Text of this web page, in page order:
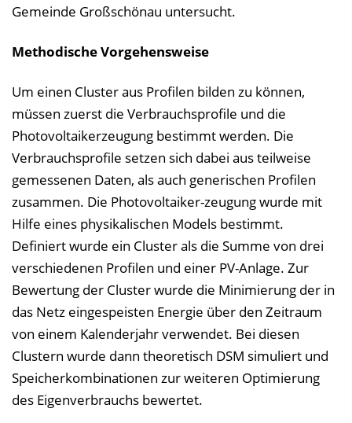
Gemeinde Großschönau untersucht.
Methodische Vorgehensweise
Um einen Cluster aus Profilen bilden zu können,
müssen zuerst die Verbrauchsprofile und die
Photovoltaikerzeugung bestimmt werden. Die
Verbrauchsprofile setzen sich dabei aus teilweise
gemessenen Daten, als auch generischen Profilen
zusammen. Die Photovoltaiker-zeugung wurde mit
Hilfe eines physikalischen Models bestimmt.
Definiert wurde ein Cluster als die Summe von drei
verschiedenen Profilen und einer PV-Anlage. Zur
Bewertung der Cluster wurde die Minimierung der in
das Netz eingespeisten Energie über den Zeitraum
von einem Kalenderjahr verwendet. Bei diesen
Clustern wurde dann theoretisch DSM simuliert und
Speicherkombinationen zur weiteren Optimierung
des Eigenverbrauchs bewertet.